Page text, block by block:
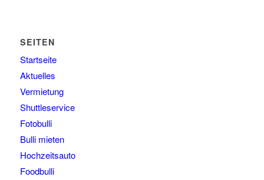
SEITEN
Startseite
Aktuelles
Vermietung
Shuttleservice
Fotobulli
Bulli mieten
Hochzeitsauto
Foodbulli